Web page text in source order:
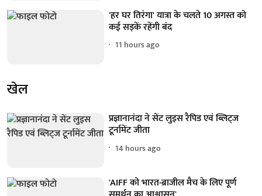
'हर घर तिरंगा' यात्रा के चलते 10 अगस्त को
कई सड़कें रहेंगी बंद
11 hours ago
खेल
प्रज्ञानानंदा ने सेंट लुइस रैपिड एवं ब्लिट्ज
टूर्नामेंट जीता
14 hours ago
'AIFF को भारत-ब्राजील मैच के लिए पूर्ण